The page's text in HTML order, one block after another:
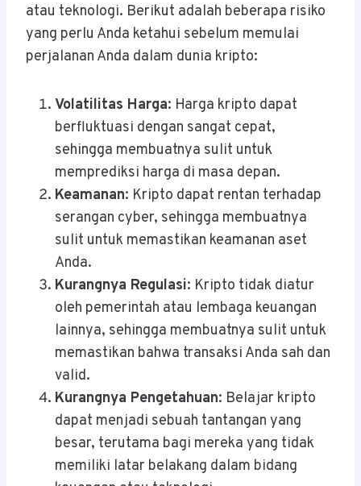
atau teknologi. Berikut adalah beberapa risiko
yang perlu Anda ketahui sebelum memulai
perjalanan Anda dalam dunia kripto:
Volatilitas Harga: Harga kripto dapat
berfluktuasi dengan sangat cepat,
sehingga membuatnya sulit untuk
memprediksi harga di masa depan.
Keamanan: Kripto dapat rentan terhadap
serangan cyber, sehingga membuatnya
sulit untuk memastikan keamanan aset
Anda.
Kurangnya Regulasi: Kripto tidak diatur
oleh pemerintah atau lembaga keuangan
lainnya, sehingga membuatnya sulit untuk
memastikan bahwa transaksi Anda sah dan
valid.
Kurangnya Pengetahuan: Belajar kripto
dapat menjadi sebuah tantangan yang
besar, terutama bagi mereka yang tidak
memiliki latar belakang dalam bidang